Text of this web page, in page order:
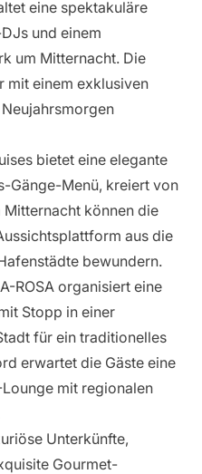
eine spektakuläre
und einem
um Mitternacht. Die
mit einem exklusiven
bietet eine elegante
Gänge-Menü, kreiert von
können die
aus die
bewundern.
ROSA organisiert eine
Stopp in einer
für ein traditionelles
erwartet die Gäste eine
mit regionalen
Unterkünfte,
Gourmet-